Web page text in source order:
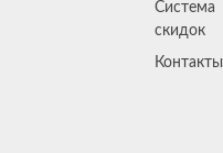
Система
скидок
Контакты